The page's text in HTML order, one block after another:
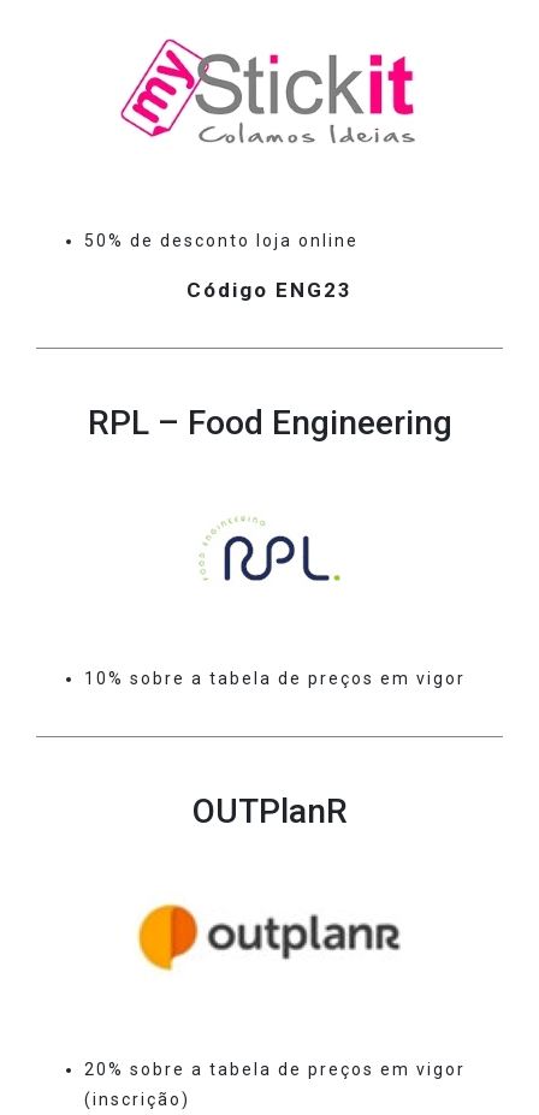
50% de desconto loja online
Código ENG23
RPL – Food Engineering
10% sobre a tabela de preços em vigor
OUTPlanR
20% sobre a tabela de preços em vigor
(inscrição)